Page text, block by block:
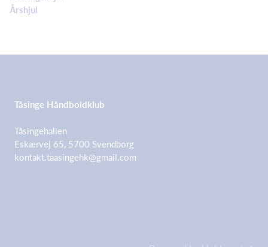
Årshjul
Tåsinge Håndboldklub
Tåsingehallen
Eskærvej 65, 5700 Svendborg
kontakt.taasingehk@gmail.com